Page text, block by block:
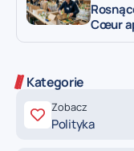
Cœur
Kategorie
Zobacz
Polityka